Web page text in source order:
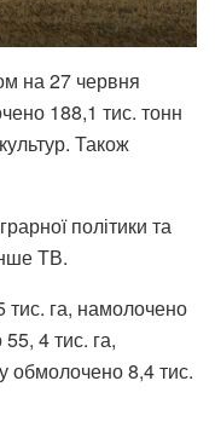
на 27 червня
188,1 тис. тонн
Також
політики та
ТВ.
га, намолочено
4 тис. га,
обмолочено 8,4 тис.